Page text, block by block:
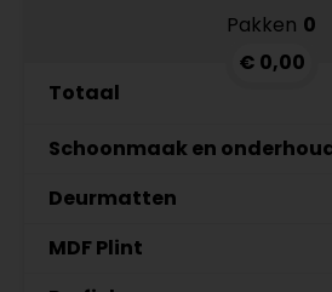
Pakken 0
€ 0,00
Totaal
Schoonmaak en
Co-Pro Schoonmaak en
€ 19,95 p/st
Deurmatten
Gelasta Xtreme SDN
MDF Plint